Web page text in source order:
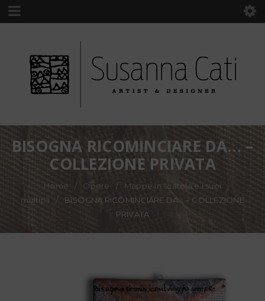
BISOGNA RICOMINCIARE DA… –
COLLEZIONE PRIVATA
Home / Opere /
Mappe in scatola e i suoi
multipli
/
BISOGNA RICOMINCIARE DA… – COLLEZIONE
PRIVATA